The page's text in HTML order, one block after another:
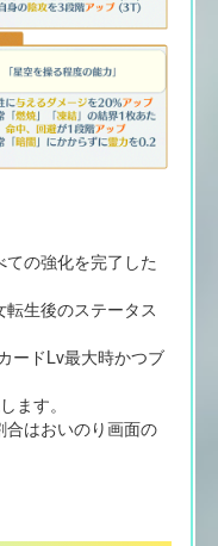
の強化を完了した
生後のステータス
ードLv最大時かつブ
ます。
はおいのり画面の